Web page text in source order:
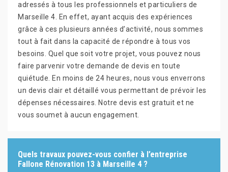
adressés à tous les professionnels et particuliers de
Marseille 4. En effet, ayant acquis des expériences
grâce à ces plusieurs années d’activité, nous sommes
tout à fait dans la capacité de répondre à tous vos
besoins. Quel que soit votre projet, vous pouvez nous
faire parvenir votre demande de devis en toute
quiétude. En moins de 24 heures, nous vous enverrons
un devis clair et détaillé vous permettant de prévoir les
dépenses nécessaires. Notre devis est gratuit et ne
vous soumet à aucun engagement.
Quels travaux pouvez-vous confier à l’entreprise
Fallone Rénovation 13 à Marseille 4 ?